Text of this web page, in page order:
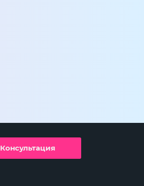
Консультация